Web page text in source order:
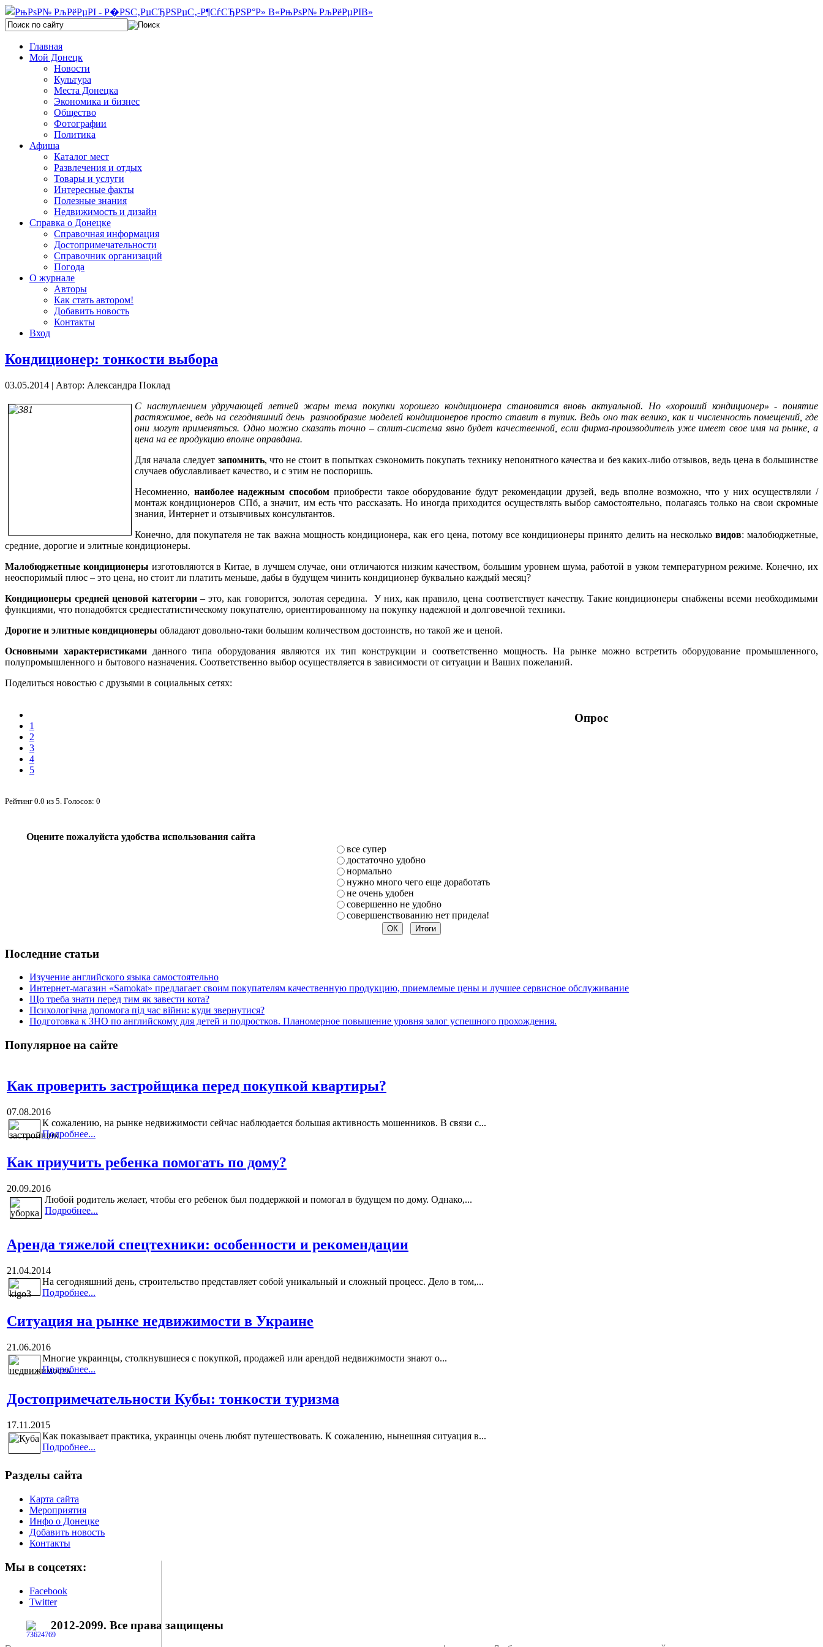
Главная
Мой Донецк
Новости
Культура
Места Донецка
Экономика и бизнес
Общество
Фотографии
Политика
Афиша
Каталог мест
Развлечения и отдых
Товары и услуги
Интересные факты
Полезные знания
Недвижимость и дизайн
Справка о Донецке
Справочная информация
Достопримечательности
Справочник организаций
Погода
О журнале
Авторы
Как стать автором!
Добавить новость
Контакты
Вход
Кондиционер: тонкости выбора
03.05.2014 | Автор: Александра Поклад
С наступлением удручающей летней жары тема покупки хорошего кондиционера становится вновь актуальной. Но «хороший кондиционер» - понятие
растяжимое, ведь на сегодняшний день разнообразие моделей кондиционеров просто ставит в тупик. Ведь оно так велико, как и численность помещений, где
они могут применяться. Одно можно сказать точно – сплит-система явно будет качественной, если фирма-производитель уже имеет свое имя на рынке, а
цена на ее продукцию вполне оправдана.
Для начала следует запомнить, что не стоит в попытках сэкономить покупать технику непонятного качества и без каких-либо отзывов, ведь цена в большинстве
случаев обуславливает качество, и с этим не поспоришь.
Несомненно, наиболее надежным способом приобрести такое оборудование будут рекомендации друзей, ведь вполне возможно, что у них осуществляли /
монтаж кондиционеров СПб, а значит, им есть что рассказать. Но иногда приходится осуществлять выбор самостоятельно, полагаясь только на свои скромные
знания, Интернет и отзывчивых консультантов.
Конечно, для покупателя не так важна мощность кондиционера, как его цена, потому все кондиционеры принято делить на несколько видов: малобюджетные,
средние, дорогие и элитные кондиционеры.
Малобюджетные кондиционеры изготовляются в Китае, в лучшем случае, они отличаются низким качеством, большим уровнем шума, работой в узком температурном режиме. Конечно, их
неоспоримый плюс – это цена, но стоит ли платить меньше, дабы в будущем чинить кондиционер буквально каждый месяц?
Кондиционеры средней ценовой категории– это, как говорится, золотая середина. У них, как правило, цена соответствует качеству. Такие кондиционеры снабжены всеми необходимыми
функциями, что понадобятся среднестатистическому покупателю, ориентированному на покупку надежной и долговечной техники.
Дорогие и элитные кондиционеры обладают довольно-таки большим количеством достоинств, но такой же и ценой.
Основными характеристикамиданного типа оборудования являются их тип конструкции и соответственно мощность. На рынке можно встретить оборудование промышленного,
полупромышленного и бытового назначения. Соответственно выбор осуществляется в зависимости от ситуации и Ваших пожеланий.
Поделиться новостью с друзьями в социальных сетях:
1
2
3
4
5
Рейтинг 0.0 из 5 . Голосов: 0
Опрос
Оцените пожалуйста удобства использования сайта
все супер
достаточно удобно
нормально
нужно много чего еще доработать
не очень удобен
совершенно не удобно
совершенствованию нет придела!
Последние статьи
Изучение английского языка самостоятельно
Интернет-магазин «Samokat» предлагает своим покупателям качественную продукцию, приемлемые цены и лучшее сервисное обслуживание
Що треба знати перед тим як завести кота?
Психологічна допомога під час війни: куди звернутися?
Подготовка к ЗНО по английскому для детей и подростков. Планомерное повышение уровня залог успешного прохождения.
Популярное на сайте
Как проверить застройщика перед покупкой квартиры?
07.08.2016
К сожалению, на рынке недвижимости сейчас наблюдается большая активность мошенников. В связи с...
Подробнее...
Как приучить ребенка помогать по дому?
20.09.2016
Любой родитель желает, чтобы его ребенок был поддержкой и помогал в будущем по дому. Однако,...
Подробнее...
Аренда тяжелой спецтехники: особенности и рекомендации
21.04.2014
На сегодняшний день, строительство представляет собой уникальный и сложный процесс. Дело в том,...
Подробнее...
Ситуация на рынке недвижимости в Украине
21.06.2016
Многие украинцы, столкнувшиеся с покупкой, продажей или арендой недвижимости знают о...
Подробнее...
Достопримечательности Кубы: тонкости туризма
17.11.2015
Как показывает практика, украинцы очень любят путешествовать. К сожалению, нынешняя ситуация в...
Подробнее...
Разделы сайта
Карта сайта
Мероприятия
Инфо о Донецке
Добавить новость
Контакты
Мы в соцсетях:
Facebook
Twitter
2012-2099. Все права защищены